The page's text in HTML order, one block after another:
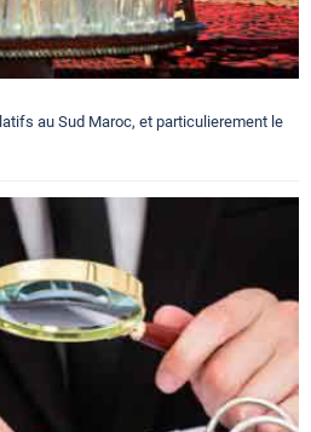
au Sud Maroc, et particulierement le